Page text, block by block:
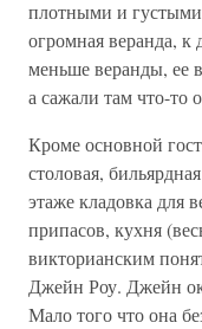
плотными и
огромная веранда,
меньше веранды, ее
а сажали там что-то
Кроме основной
столовая,
этаже кладовка для
припасов, кухня
викторианским
Джейн Роу. Джейн
Мало того что она